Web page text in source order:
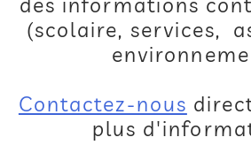
(scolaire, services,
Contactez-nous
plus